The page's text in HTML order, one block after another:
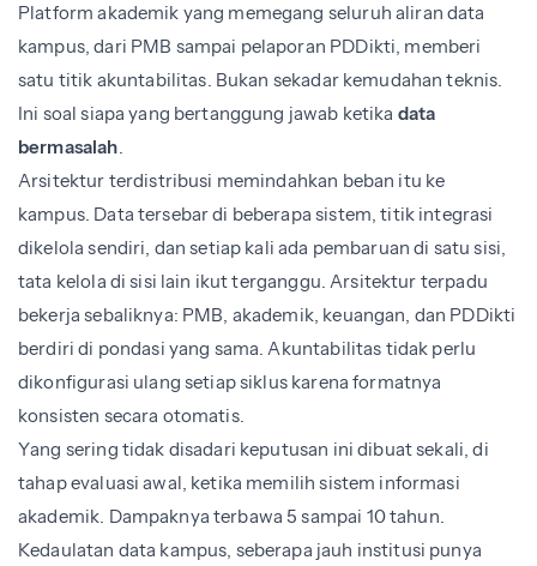
Platform akademik yang memegang seluruh aliran data
kampus, dari PMB sampai pelaporan PDDikti, memberi
satu titik akuntabilitas. Bukan sekadar kemudahan teknis.
Ini soal siapa yang bertanggung jawab ketika data
bermasalah.
Arsitektur terdistribusi memindahkan beban itu ke
kampus. Data tersebar di beberapa sistem, titik integrasi
dikelola sendiri, dan setiap kali ada pembaruan di satu sisi,
tata kelola di sisi lain ikut terganggu. Arsitektur terpadu
bekerja sebaliknya: PMB, akademik, keuangan, dan PDDikti
berdiri di pondasi yang sama. Akuntabilitas tidak perlu
dikonfigurasi ulang setiap siklus karena formatnya
konsisten secara otomatis.
Yang sering tidak disadari keputusan ini dibuat sekali, di
tahap evaluasi awal, ketika memilih sistem informasi
akademik. Dampaknya terbawa 5 sampai 10 tahun.
Kedaulatan data kampus, seberapa jauh institusi punya